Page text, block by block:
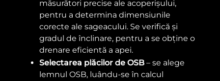
măsurători precise ale acoperișului,
pentru a determina dimensiunile
corecte ale sageacului. Se verifică și
gradul de înclinare, pentru a se obține o
drenare eficientă a apei.
Selectarea plăcilor de OSB – se alege
lemnul OSB, luându-se în calcul